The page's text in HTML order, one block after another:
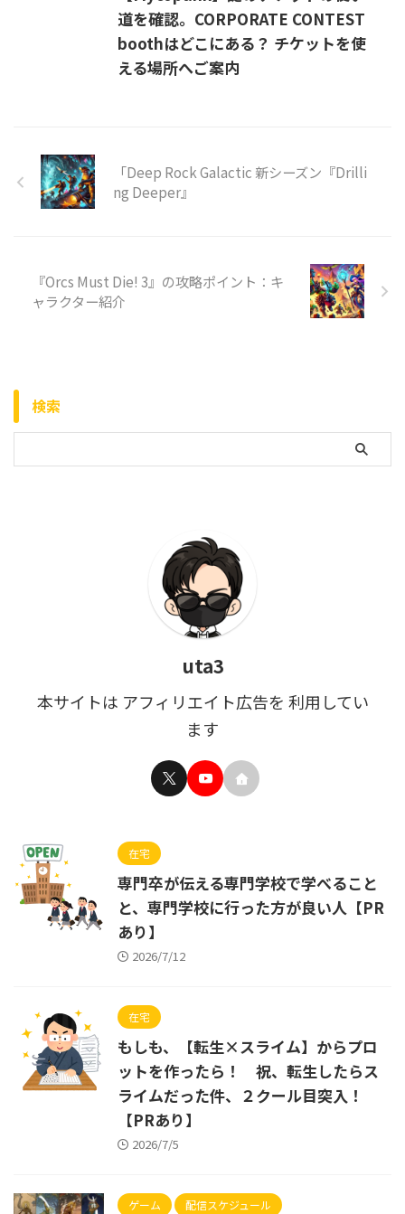
道を確認。CORPORATE CONTEST
boothはどこにある？ チケットを使
える場所へご案内
「Deep Rock Galactic 新シーズン『Drilli
ng Deeper』
『Orcs Must Die! 3』の攻略ポイント：キ
ャラクター紹介
検索
uta3
本サイトは アフィリエイト広告を 利用してい
ます
在宅
専門卒が伝える専門学校で学べること
と、専門学校に行った方が良い人【PR
あり】
2026/7/12
在宅
もしも、【転生×スライム】からプロ
ットを作ったら！ 祝、転生したらス
ライムだった件、２クール目突入！
【PRあり】
2026/7/5
ゲーム 配信スケジュール